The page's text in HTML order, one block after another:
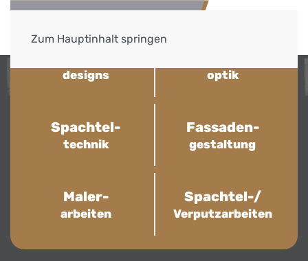
Zum Hauptinhalt springen
Kreative Farbkonzepte & exklusive Spachteltechniken
Wohlfühlatmosphäre
für Ihr Zuhause
designs optik
Spachtel-
technik
Fassaden-
gestaltung
Maler-
arbeiten
Spachtel-/
Verputzarbeiten